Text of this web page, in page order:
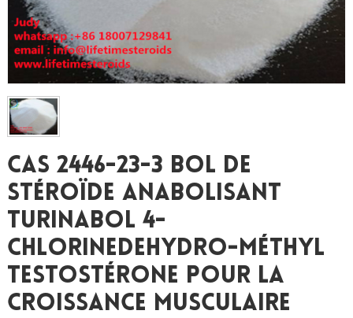
CAS 2446-23-3 Bol De
Stéroïde Anabolisant
Turinabol 4-
Chlorinedehydro-Méthyl
Testostérone Pour La
Croissance Musculaire